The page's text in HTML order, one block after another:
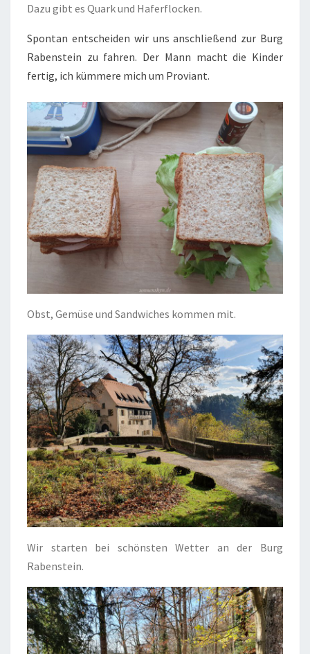
Dazu gibt es Quark und Haferflocken.
Spontan entscheiden wir uns anschließend zur Burg
Rabenstein zu fahren. Der Mann macht die Kinder
fertig, ich kümmere mich um Proviant.
Obst, Gemüse und Sandwiches kommen mit.
Wir starten bei schönsten Wetter an der Burg
Rabenstein.